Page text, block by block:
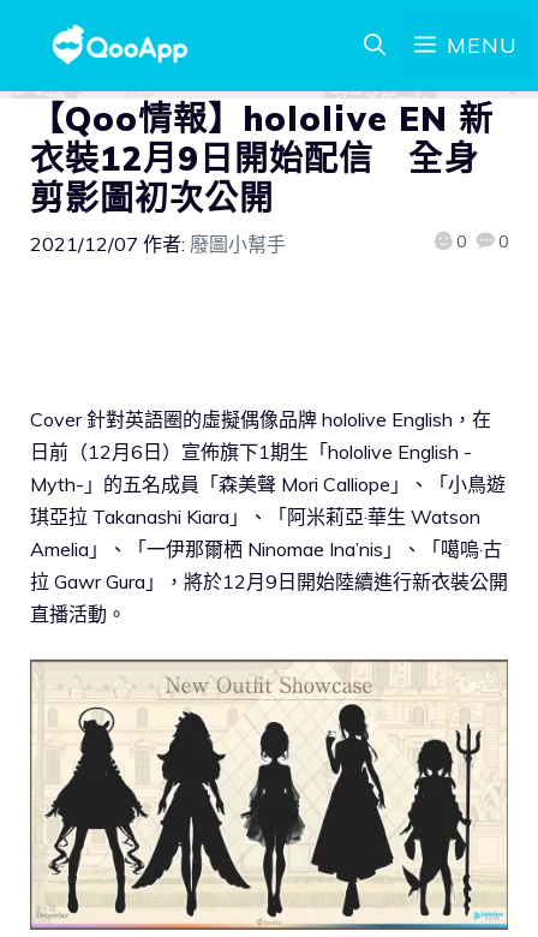
MENU
【Qoo情報】hololive EN 新
衣裝12月9日開始配信 全身
剪影圖初次公開
2021/12/07 作者: 廢圖小幫手 0 0
Cover 針對英語圈的虛擬偶像品牌 hololive English，在
日前（12月6日）宣佈旗下1期生「hololive English -
Myth-」的五名成員「森美聲 Mori Calliope」、「小鳥遊
琪亞拉 Takanashi Kiara」、「阿米莉亞·華生 Watson
Amelia」、「一伊那爾栖 Ninomae Ina’nis」、「噶嗚·古
拉 Gawr Gura」，將於12月9日開始陸續進行新衣裝公開
直播活動。